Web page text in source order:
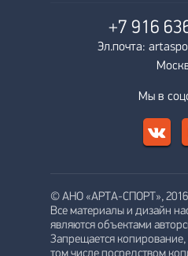
+7 916
Эл.почта:
Мы в
© АНО «АРТА-СПОРТ»,
Все материалы и дизайн
являются объектами
Запрещается копирование,
том числе посредством